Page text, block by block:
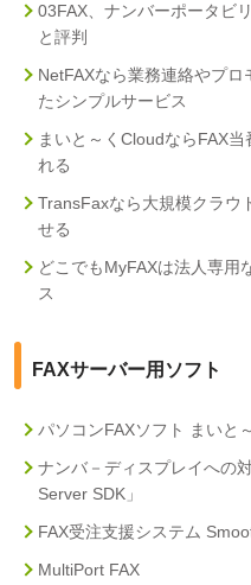
03FAX、ナンバーポータビ
と評判
NetFAXなら業務連絡やプ
たシンプルサービス
まいと～くCloudならFAX
れる
TransFaxなら大規模クラウ
せる
どこでもMyFAXは法人専用
ス
FAXサーバー用ソフト
パソコンFAXソフト まいと
ナンバ－ディスプレイへの
Server SDK」
FAX受注支援システム
MultiPort FAX